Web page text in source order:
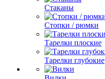
Стаканы
Стопки / рюмки
Тарелки плоские
Тарелки глубокие